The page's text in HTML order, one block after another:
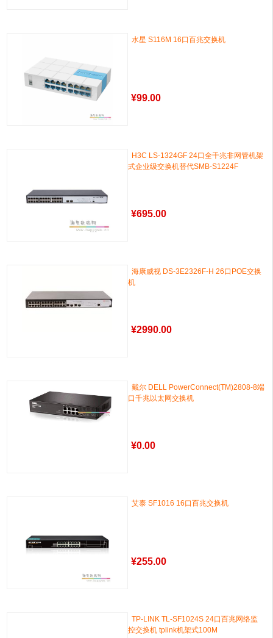
水星 S116M 16口百兆交换机
¥99.00
H3C LS-1324GF 24口全千兆非网管机架
式企业级交换机替代SMB-S1224F
¥695.00
海康威视 DS-3E2326F-H 26口POE交换
机
¥2990.00
戴尔 DELL PowerConnect(TM)2808-8端
口千兆以太网交换机
¥0.00
艾泰 SF1016 16口百兆交换机
¥255.00
TP-LINK TL-SF1024S 24口百兆网络监
控交换机 tplink机架式100M